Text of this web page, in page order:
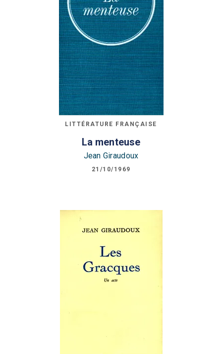
LITTÉRATURE FRANÇAISE
La menteuse
Jean Giraudoux
21/10/1969